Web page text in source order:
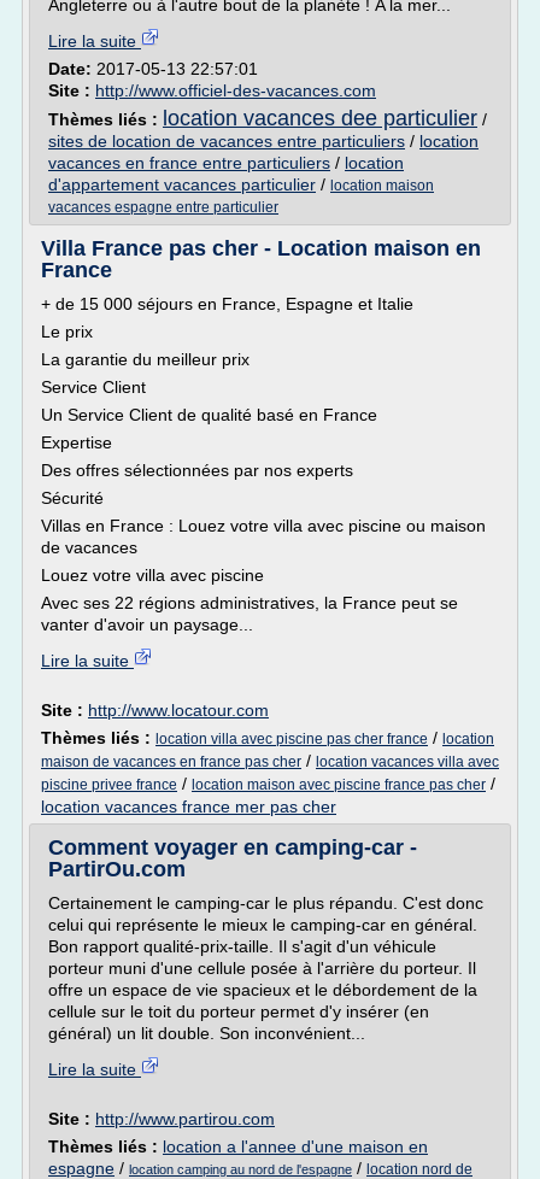
Angleterre ou à l'autre bout de la planète ! A la mer...
Lire la suite
Date: 2017-05-13 22:57:01
Site : http://www.officiel-des-vacances.com
Thèmes liés : location vacances dee particulier /
sites de location de vacances entre particuliers / location
vacances en france entre particuliers / location
d'appartement vacances particulier / location maison
vacances espagne entre particulier
Villa France pas cher - Location maison en
France
+ de 15 000 séjours en France, Espagne et Italie
Le prix
La garantie du meilleur prix
Service Client
Un Service Client de qualité basé en France
Expertise
Des offres sélectionnées par nos experts
Sécurité
Villas en France : Louez votre villa avec piscine ou maison
de vacances
Louez votre villa avec piscine
Avec ses 22 régions administratives, la France peut se
vanter d'avoir un paysage...
Lire la suite
Site : http://www.locatour.com
Thèmes liés : location villa avec piscine pas cher france / location
maison de vacances en france pas cher / location vacances villa avec
piscine privee france / location maison avec piscine france pas cher /
location vacances france mer pas cher
Comment voyager en camping-car -
PartirOu.com
Certainement le camping-car le plus répandu. C'est donc
celui qui représente le mieux le camping-car en général.
Bon rapport qualité-prix-taille. Il s'agit d'un véhicule
porteur muni d'une cellule posée à l'arrière du porteur. Il
offre un espace de vie spacieux et le débordement de la
cellule sur le toit du porteur permet d'y insérer (en
général) un lit double. Son inconvénient...
Lire la suite
Site : http://www.partirou.com
Thèmes liés : location a l'annee d'une maison en
espagne / location camping au nord de l'espagne / location nord de